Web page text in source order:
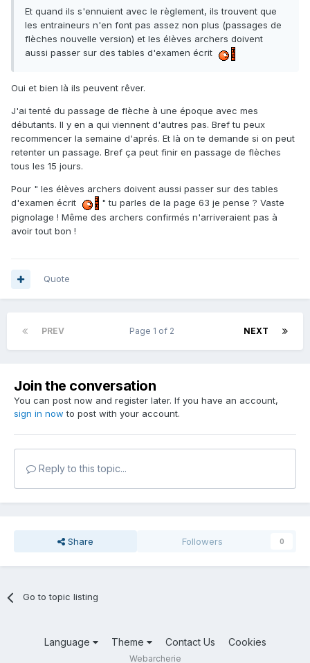
Et quand ils s'ennuient avec le règlement, ils trouvent que
les entraineurs n'en font pas assez non plus (passages de
flèches nouvelle version) et les élèves archers doivent
aussi passer sur des tables d'examen écrit
Oui et bien là ils peuvent rêver.
J'ai tenté du passage de flèche à une époque avec mes
débutants. Il y en a qui viennent d'autres pas. Bref tu peux
recommencer la semaine d'aprés. Et là on te demande si on peut
retenter un passage. Bref ça peut finir en passage de flèches
tous les 15 jours.
Pour " les élèves archers doivent aussi passer sur des tables
d'examen écrit
" tu parles de la page 63 je pense ? Vaste
pignolage ! Même des archers confirmés n'arriveraient pas à
avoir tout bon !
Quote
PREV NEXT
Page 1 of 2
Join the conversation
You can post now and register later. If you have an account,
sign in now to post with your account.
Reply to this topic...
Share Followers 0
Go to topic listing
Language Theme Contact Us Cookies
Webarcherie